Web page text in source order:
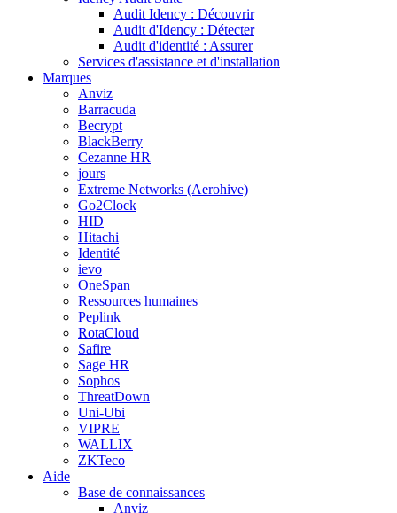
Audit Idency : Découvrir
Audit d'Idency : Détecter
Audit d'identité : Assurer
Services d'assistance et d'installation
Marques
Anviz
Barracuda
Becrypt
BlackBerry
Cezanne HR
jours
Extreme Networks (Aerohive)
Go2Clock
HID
Hitachi
Identité
ievo
OneSpan
Ressources humaines
Peplink
RotaCloud
Safire
Sage HR
Sophos
ThreatDown
Uni-Ubi
VIPRE
WALLIX
ZKTeco
Aide
Base de connaissances
Anviz